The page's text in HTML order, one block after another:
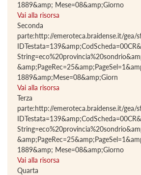
1889&amp; Mese=08&amp;Giorno
Vai alla risorsa
Seconda
parte:http://emeroteca.braidense.it/gea/
1889&amp;Mese=08&amp;Giorn
Vai alla risorsa
Terza
parte:http://emeroteca.braidense.it/gea/
1889&amp; Mese=08&amp;Giorno
Vai alla risorsa
Quarta